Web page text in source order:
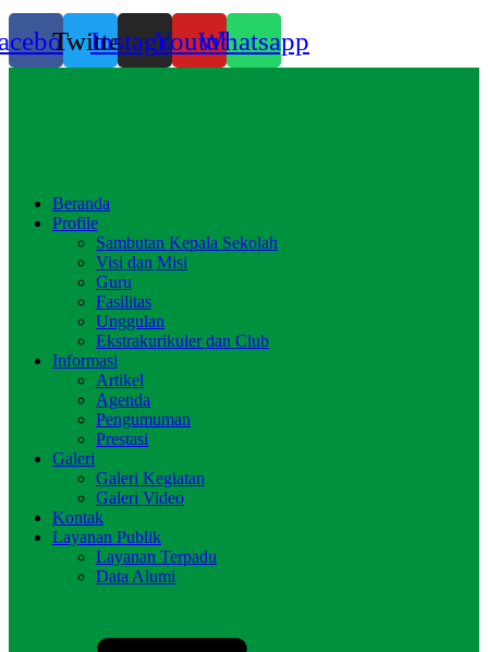
TwitterInstagramYoutubeWhatsapp
Beranda
Profile
Sambutan Kepala Sekolah
Visi dan Misi
Guru
Fasilitas
Unggulan
Ekstrakurikuler dan Club
Informasi
Artikel
Agenda
Pengumuman
Prestasi
Galeri
Galeri Kegiatan
Galeri Video
Kontak
Layanan Publik
Layanan Terpadu
Data Alumi